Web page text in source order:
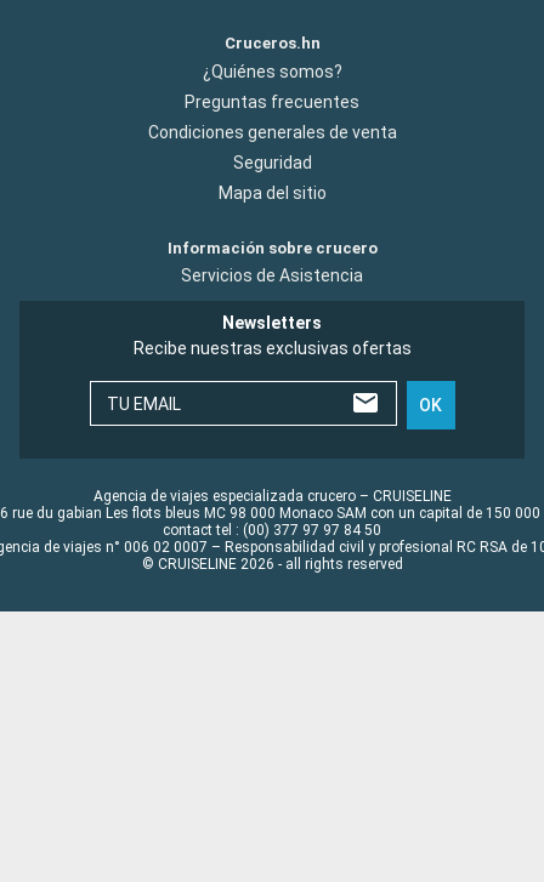
Cruceros.hn
¿Quiénes somos?
Preguntas frecuentes
Condiciones generales de venta
Seguridad
Mapa del sitio
Información sobre crucero
Servicios de Asistencia
Newsletters
Recibe nuestras exclusivas ofertas
TU EMAIL OK
Agencia de viajes especializada crucero – CRUISELINE
rue du gabian Les flots bleus MC 98 000 Monaco SAM con un capital de 150 000
contact tel : (00) 377 97 97 84 50
de viajes n° 006 02 0007 – Responsabilidad civil y profesional RC RSA de
© CRUISELINE 2026 - all rights reserved